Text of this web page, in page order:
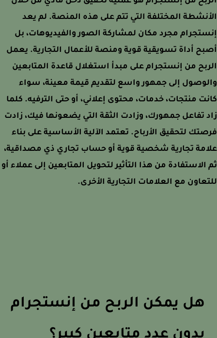
المختلفة التي تتم على هذه المنصة. لم يعد
مجرد مكان لمشاركة الصور والفيديوهات، بل
أداة تسويقية قوية ومنصة للأعمال التجارية. يعمل
من إنستجرام على مبدأ استغلال قاعدة المتابعين
إلى جمهور واسع لتقديم قيمة معينة، سواء
منتجات، خدمات، محتوى إعلاني، أو حتى الترفيه. كلما
تفاعل جمهورك، وزادت الثقة التي يضعونها فيك، زادت
لتحقيق الأرباح. تعتمد الآلية الأساسية على بناء
تجارية شخصية قوية أو حساب تجاري ذي مصداقية،
الاستفادة من هذا التأثير لتحويل المتابعين إلى عملاء أو
مع العلامات التجارية الأخرى.
هل يمكن الربح من إنستجرام